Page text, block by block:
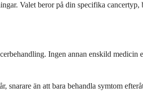
Valet beror på din specifika cancertyp,
Ingen annan enskild medicin
än att bara behandla symtom